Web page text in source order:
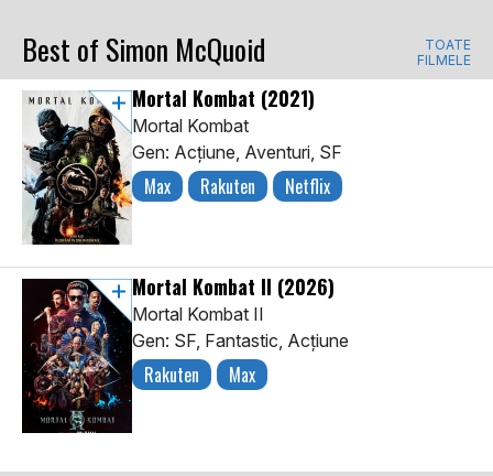
Best of Simon McQuoid
TOATE
FILMELE
Mortal Kombat (2021)
Mortal Kombat
Gen: Acţiune, Aventuri, SF
Max Rakuten Netflix
Mortal Kombat II (2026)
Mortal Kombat II
Gen: SF, Fantastic, Acţiune
Rakuten Max